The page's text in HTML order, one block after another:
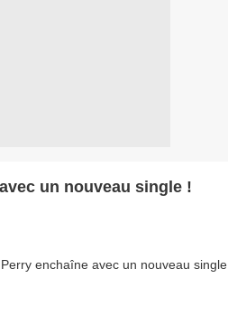
un nouveau single !